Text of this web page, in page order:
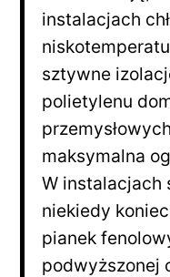
instalacjach
sztywne
polietylenu
maksymalna
W instalacjach
niekiedy
pianek
podwyższonej